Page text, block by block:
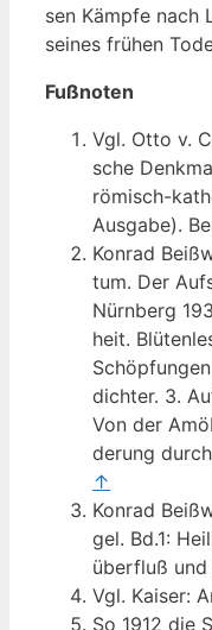
sen Kämp­fe nach
sei­nes frü­hen
Fuß­no­ten
Vgl. Otto v.
sche
römisch-
Aus­ga­be).
Kon­rad
tum. Der
Nürn­berg
heit.
dich­ter. 3.
Von der
de­rung
↑
Kon­rad
gel. Bd.1:
über­fluß und
Vgl. Kai­ser:
So 1912 die